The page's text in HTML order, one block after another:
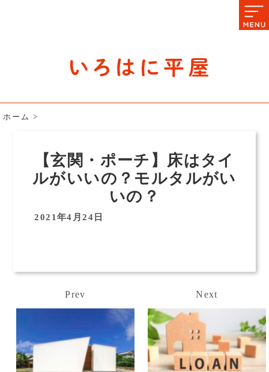
ホーム >
【玄関・ポーチ】床はタイ
ルがいいの？モルタルがい
いの？
2021年4月24日
Prev Next